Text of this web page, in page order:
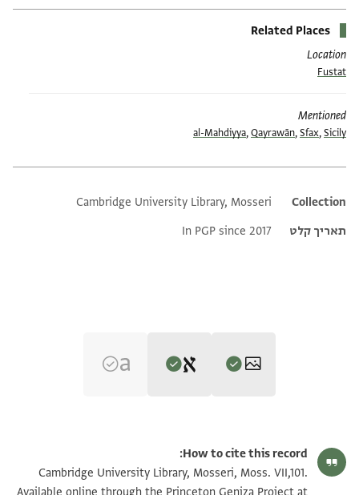
Related Places
Location
Fustat
Mentioned
al-Mahdiyya,Qayrawān,Sfax,Sicily
Additional metadata
Collection
Cambridge University Library, Mosseri
תאריך קלט
In PGP since 2017
S. D. Goitein's unpublished edition (1950–85).
Recto
. . . . . . . . . . . . ] של אדוננו נתן ראש ישיבת גאון יעקב נט
Moss. VII,101 1v הגדל וסובב
אלתק אלדי אעתרף אנהא . . . . ענדה מן תמן הדא אלעדל
How to cite this record:
Cambridge University Library, Mosseri, Moss. VII,101.